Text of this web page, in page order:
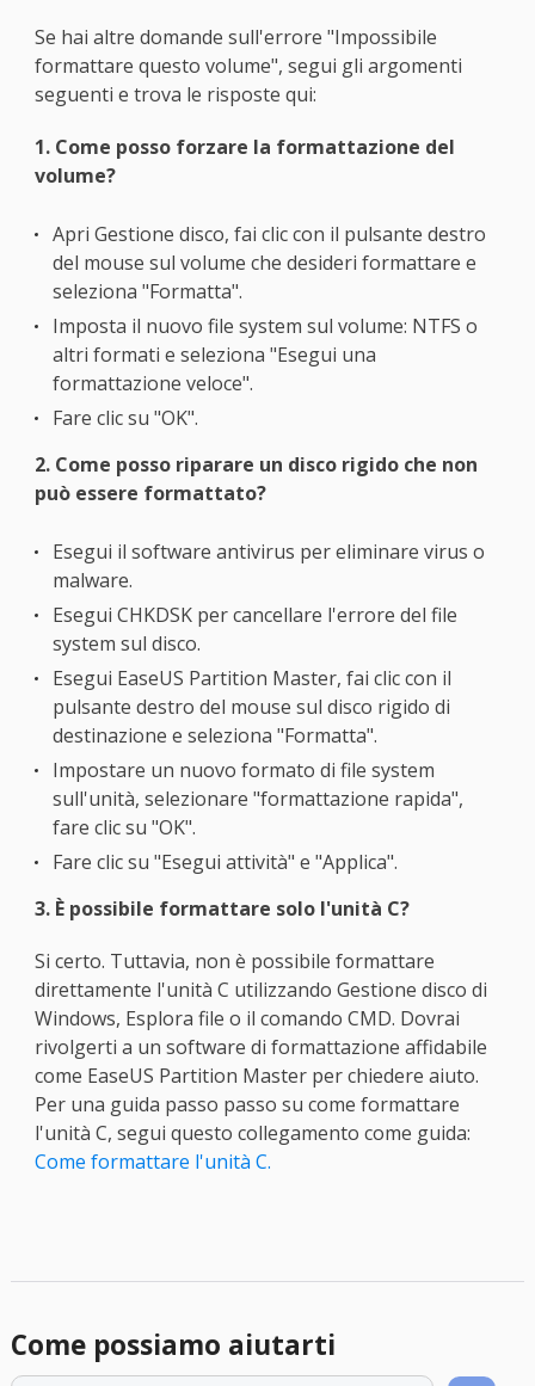
Se hai altre domande sull'errore "Impossibile
formattare questo volume", segui gli argomenti
seguenti e trova le risposte qui:
1. Come posso forzare la formattazione del
volume?
Apri Gestione disco, fai clic con il pulsante destro
del mouse sul volume che desideri formattare e
seleziona "Formatta".
Imposta il nuovo file system sul volume: NTFS o
altri formati e seleziona "Esegui una
formattazione veloce".
Fare clic su "OK".
2. Come posso riparare un disco rigido che non
può essere formattato?
Esegui il software antivirus per eliminare virus o
malware.
Esegui CHKDSK per cancellare l'errore del file
system sul disco.
Esegui EaseUS Partition Master, fai clic con il
pulsante destro del mouse sul disco rigido di
destinazione e seleziona "Formatta".
Impostare un nuovo formato di file system
sull'unità, selezionare "formattazione rapida",
fare clic su "OK".
Fare clic su "Esegui attività" e "Applica".
3. È possibile formattare solo l'unità C?
Si certo. Tuttavia, non è possibile formattare
direttamente l'unità C utilizzando Gestione disco di
Windows, Esplora file o il comando CMD. Dovrai
rivolgerti a un software di formattazione affidabile
come EaseUS Partition Master per chiedere aiuto.
Per una guida passo passo su come formattare
l'unità C, segui questo collegamento come guida:
Come formattare l'unità C.
Come possiamo aiutarti